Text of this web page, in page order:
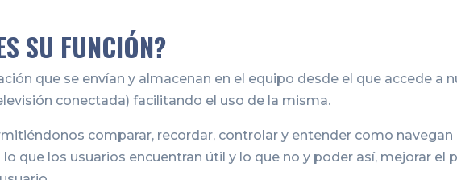
SU FUNCIÓN?
que se envían y almacenan en el equipo desde el que accede a
conectada) facilitando el uso de la misma.
comparar, recordar, controlar y entender como navegan
que los usuarios encuentran útil y lo que no y poder así, mejorar el